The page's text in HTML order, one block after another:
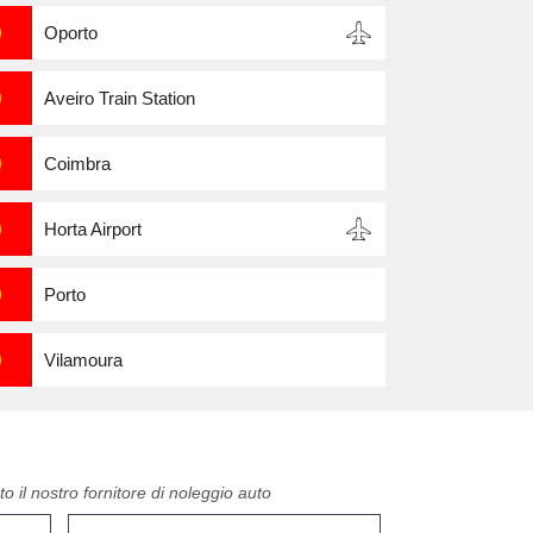
Oporto
Aveiro Train Station
Coimbra
Horta Airport
Porto
Vilamoura
il nostro fornitore di noleggio auto